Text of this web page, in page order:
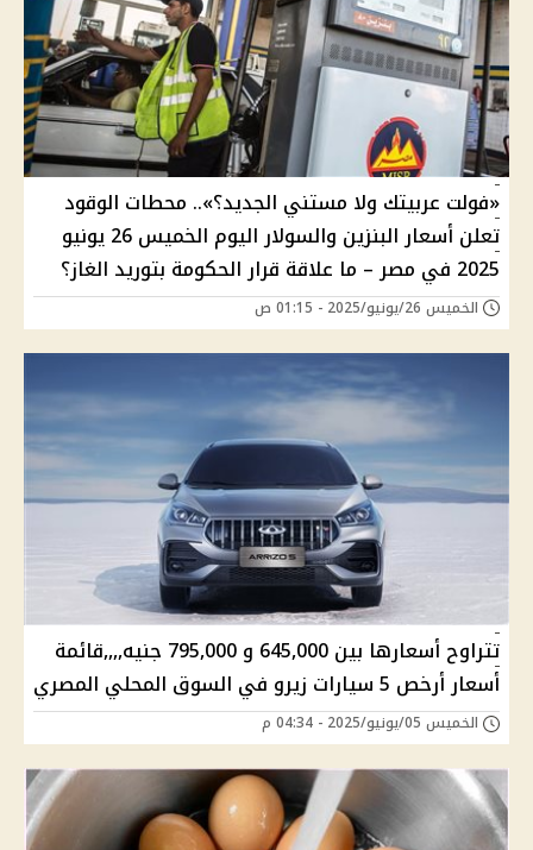
«فولت عربيتك ولا مستني الجديد؟».. محطات الوقود
تعلن أسعار البنزين والسولار اليوم الخميس 26 يونيو
2025 في مصر – ما علاقة قرار الحكومة بتوريد الغاز؟
الخميس 26/يونيو/2025 - 01:15 ص
تتراوح أسعارها بين 645,000 و 795,000 جنيه,,,,قائمة
أسعار أرخص 5 سيارات زيرو في السوق المحلي المصري
الخميس 05/يونيو/2025 - 04:34 م